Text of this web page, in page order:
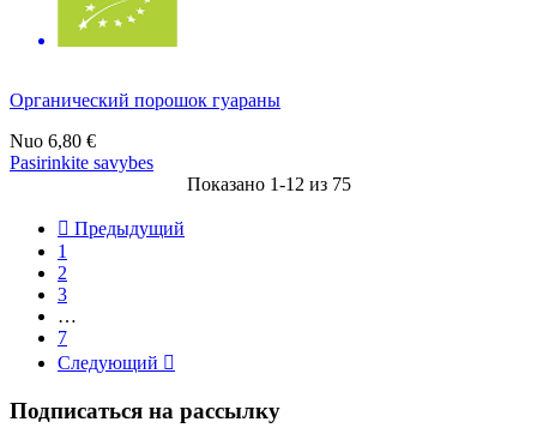
Органический порошок гуараны
Nuo 6,80 €
Pasirinkite savybes
Показано 1-12 из 75
 Предыдущий
1
2
3
…
7
Следующий 
Подписаться на рассылку